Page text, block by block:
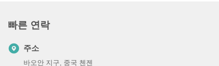
빠른 연락
주소
바오안 지구, 중국 첸젠